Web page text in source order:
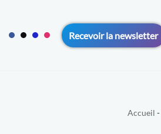
Aller
Recevoir la newsletter
Accueil -